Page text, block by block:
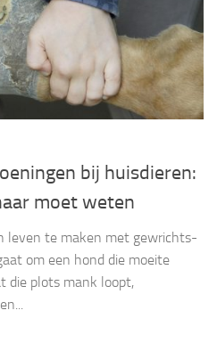
bij huisdieren:
moet weten
leven te maken met gewrichts-
om een hond die moeite
die plots mank loopt,